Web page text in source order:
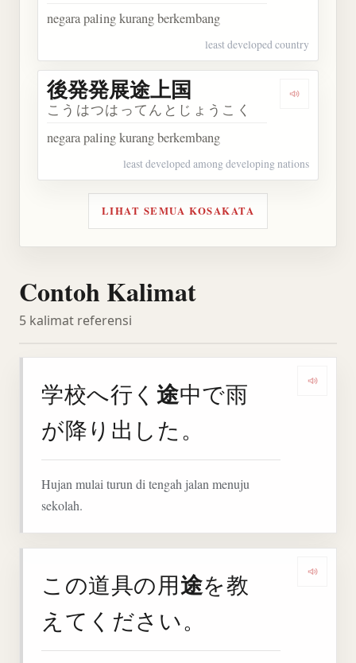
negara paling kurang berkembang
least developed country
Dengarkan
後発発展途上国
こうはつはってんとじょうこく
negara paling kurang berkembang
least developed among developing nations
LIHAT SEMUA KOSAKATA
Contoh Kalimat
5 kalimat referensi
学校へ行く 途中で雨
が降り出した。
Hujan mulai turun di tengah jalan menuju
sekolah.
この道具の用途を教
えてください。